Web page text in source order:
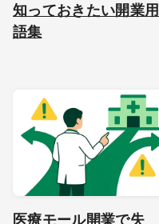
知っておきたい開業用
語集
医療モール開業で失